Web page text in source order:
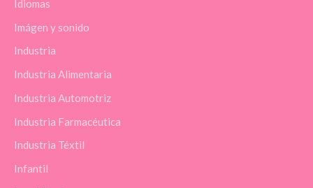
Idiomas
Imágen y sonido
Industria
Industria Alimentaria
Industria Automotriz
Industria Farmacéutica
Industria Téxtil
Infantil